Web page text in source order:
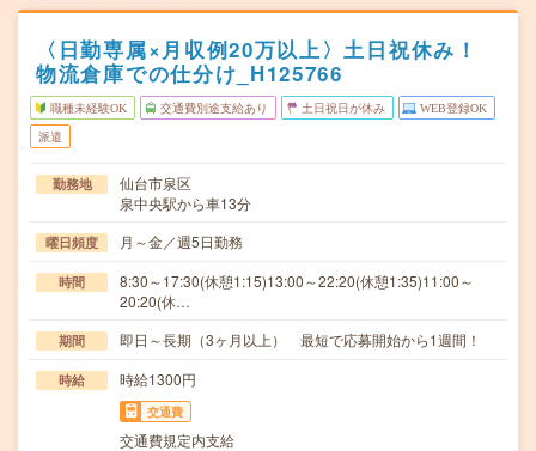
〈日勤専属×月収例20万以上〉土日祝休み！
物流倉庫での仕分け_H125766
職種未経験OK 交通費別途支給あり 土日祝日が休み WEB登録OK
派遣
勤務地
仙台市泉区
泉中央駅から車13分
曜日頻度 月～金／週5日勤務
時間
8:30～17:30(休憩1:15)13:00～22:20(休憩1:35)11:00～
20:20(休…
期間 即日～長期（3ヶ月以上） 最短で応募開始から1週間！
時給 時給1300円
交通費
交通費規定内支給